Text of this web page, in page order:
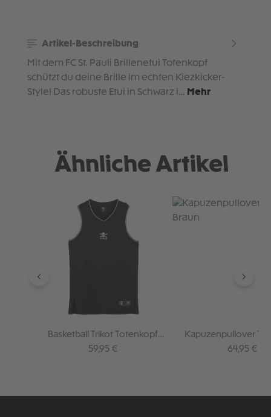
Artikel-Beschreibung
Mit dem FC St. Pauli Brillenetui Totenkopf
schützt du deine Brille im echten Kiezkicker-
Style! Das robuste Etui in Schwarz i… Mehr
Ähnliche Artikel
Produktgalerie überspringen
Basketball Trikot Totenkopf
schwarz
Regulärer Preis:
59,95 €
Kapuzenpullover
Braun
Regulärer
64,95 €